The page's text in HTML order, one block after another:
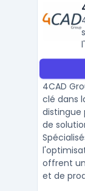
4CAD
clé dans
distingue
de
offrent
et de